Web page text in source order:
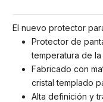
El nuevo protector
Protector de
temperatura de
Fabricado con
cristal templado
Alta definición y